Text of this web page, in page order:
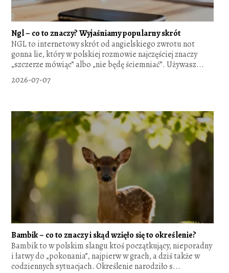
Ngl – co to znaczy? Wyjaśniamy popularny skrót
NGL to internetowy skrót od angielskiego zwrotu not
gonna lie, który w polskiej rozmowie najczęściej znaczy
„szczerze mówiąc” albo „nie będę ściemniać”. Używasz...
2026-07-07
Bambik – co to znaczy i skąd wzięło się to określenie?
Bambik to w polskim slangu ktoś początkujący, nieporadny
i łatwy do „pokonania”, najpierw w grach, a dziś także w
codziennych sytuacjach. Określenie narodziło s...